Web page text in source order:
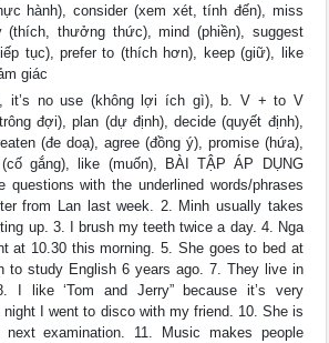
hành), consider (xem xét, tính đến), miss
(thích, thưởng thức), mind (phiền), suggest
tục), prefer to (thích hơn), keep (giữ), like
giác
it’s no use (không lợi ích gì), b. V + to V
đợi), plan (dự định), decide (quyết định),
(đe doạ), agree (đồng ý), promise (hứa),
gắng), like (muốn), BÀI TẬP ÁP DỤNG
questions with the underlined words/phrases
from Lan last week. 2. Minh usually takes
up. 3. I brush my teeth twice a day. 4. Nga
at 10.30 this morning. 5. She goes to bed at
to study English 6 years ago. 7. They live in
I like ‘Tom and Jerry” because it’s very
I went to disco with my friend. 10. She is
next examination. 11. Music makes people